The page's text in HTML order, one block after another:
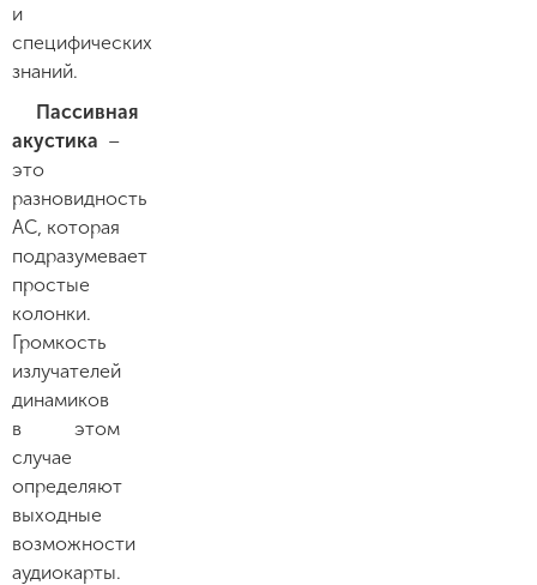
и
специфических
знаний.
Пассивная
акустика –
это
разновидность
АС, которая
подразумевает
простые
колонки.
Громкость
излучателей
динамиков
в этом
случае
определяют
выходные
возможности
аудиокарты.